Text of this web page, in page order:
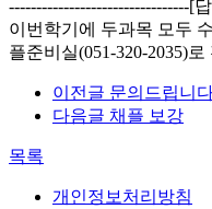
---------------------------------[
이번학기에 두과목 모두
플준비실(051-320-2035)
이전글 문의드립니
다음글 채플 보강
목록
개인정보처리방침